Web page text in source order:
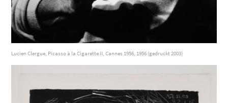
Lucien Clergue, Picasso à la Cigarette II, Cannes 1956, 1956 (gedruckt 2003)